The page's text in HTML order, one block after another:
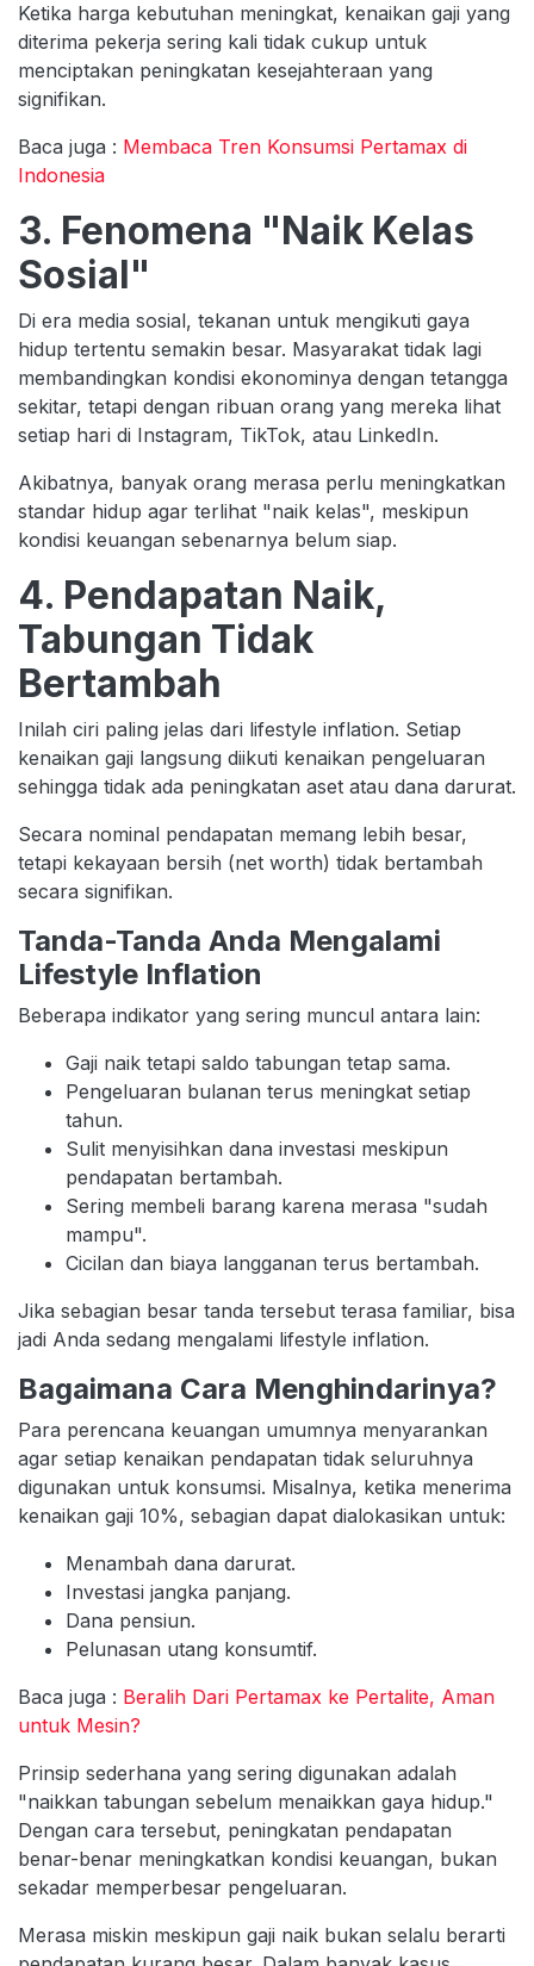
Ketika harga kebutuhan meningkat, kenaikan gaji yang
diterima pekerja sering kali tidak cukup untuk
menciptakan peningkatan kesejahteraan yang
signifikan.
Baca juga : Membaca Tren Konsumsi Pertamax di
Indonesia
3. Fenomena "Naik Kelas
Sosial"
Di era media sosial, tekanan untuk mengikuti gaya
hidup tertentu semakin besar. Masyarakat tidak lagi
membandingkan kondisi ekonominya dengan tetangga
sekitar, tetapi dengan ribuan orang yang mereka lihat
setiap hari di Instagram, TikTok, atau LinkedIn.
Akibatnya, banyak orang merasa perlu meningkatkan
standar hidup agar terlihat "naik kelas", meskipun
kondisi keuangan sebenarnya belum siap.
4. Pendapatan Naik,
Tabungan Tidak
Bertambah
Inilah ciri paling jelas dari lifestyle inflation. Setiap
kenaikan gaji langsung diikuti kenaikan pengeluaran
sehingga tidak ada peningkatan aset atau dana darurat.
Secara nominal pendapatan memang lebih besar,
tetapi kekayaan bersih (net worth) tidak bertambah
secara signifikan.
Tanda-Tanda Anda Mengalami
Lifestyle Inflation
Beberapa indikator yang sering muncul antara lain:
Gaji naik tetapi saldo tabungan tetap sama.
Pengeluaran bulanan terus meningkat setiap
tahun.
Sulit menyisihkan dana investasi meskipun
pendapatan bertambah.
Sering membeli barang karena merasa "sudah
mampu".
Cicilan dan biaya langganan terus bertambah.
Jika sebagian besar tanda tersebut terasa familiar, bisa
jadi Anda sedang mengalami lifestyle inflation.
Bagaimana Cara Menghindarinya?
Para perencana keuangan umumnya menyarankan
agar setiap kenaikan pendapatan tidak seluruhnya
digunakan untuk konsumsi. Misalnya, ketika menerima
kenaikan gaji 10%, sebagian dapat dialokasikan untuk:
Menambah dana darurat.
Investasi jangka panjang.
Dana pensiun.
Pelunasan utang konsumtif.
Baca juga : Beralih Dari Pertamax ke Pertalite, Aman
untuk Mesin?
Prinsip sederhana yang sering digunakan adalah
"naikkan tabungan sebelum menaikkan gaya hidup."
Dengan cara tersebut, peningkatan pendapatan
benar-benar meningkatkan kondisi keuangan, bukan
sekadar memperbesar pengeluaran.
Merasa miskin meskipun gaji naik bukan selalu berarti